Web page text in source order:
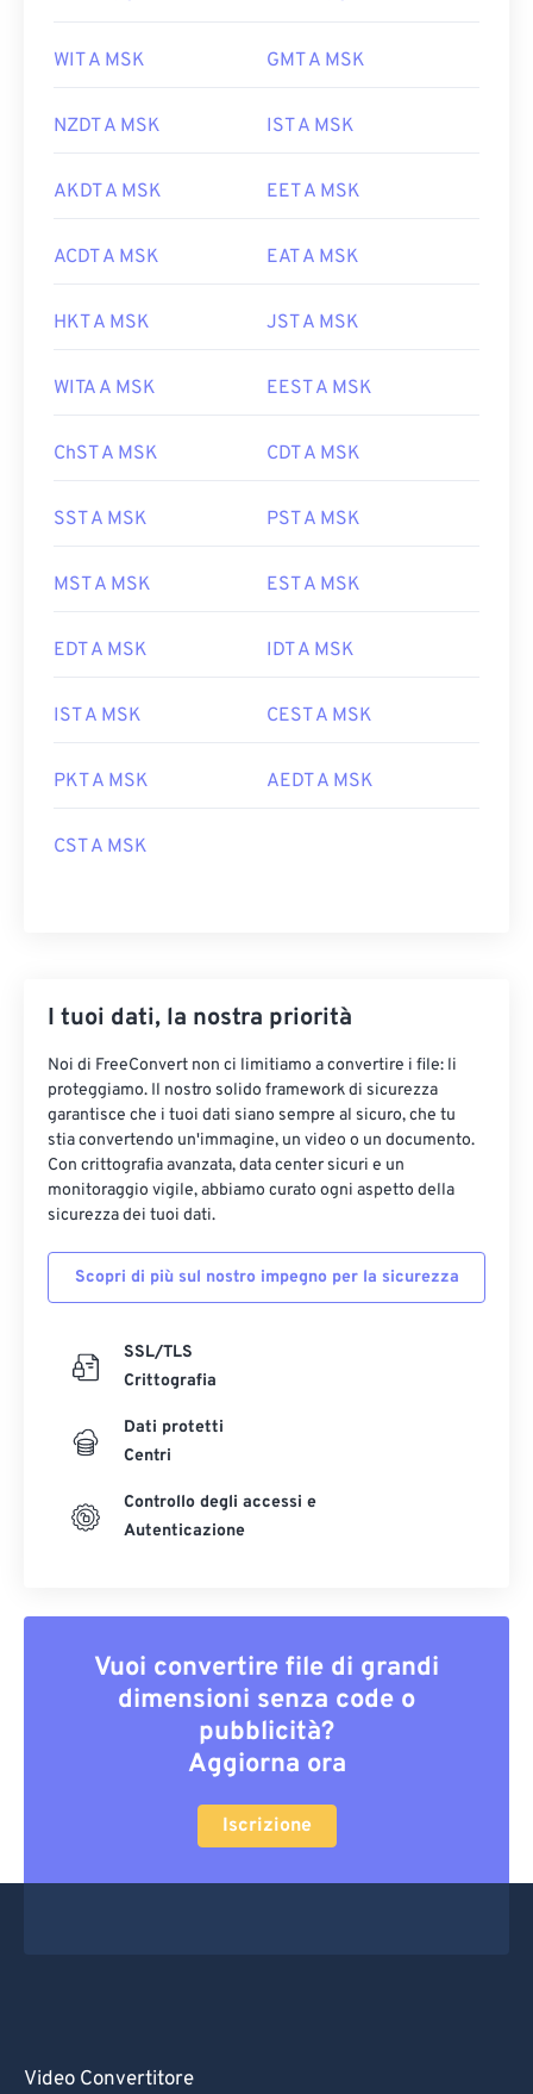
WIT A MSK GMT A MSK
NZDT A MSK IST A MSK
AKDT A MSK EET A MSK
ACDT A MSK EAT A MSK
HKT A MSK JST A MSK
WITA A MSK EEST A MSK
ChST A MSK CDT A MSK
SST A MSK PST A MSK
MST A MSK EST A MSK
EDT A MSK IDT A MSK
IST A MSK CEST A MSK
PKT A MSK AEDT A MSK
CST A MSK
I tuoi dati, la nostra priorità
Noi di FreeConvert non ci limitiamo a convertire i file: li
proteggiamo. Il nostro solido framework di sicurezza
garantisce che i tuoi dati siano sempre al sicuro, che tu
stia convertendo un'immagine, un video o un documento.
Con crittografia avanzata, data center sicuri e un
monitoraggio vigile, abbiamo curato ogni aspetto della
sicurezza dei tuoi dati.
Scopri di più sul nostro impegno per la sicurezza
SSL/TLS
Crittografia
Dati protetti
Centri
Controllo degli accessi e
Autenticazione
Vuoi convertire file di grandi
dimensioni senza code o
pubblicità?
Aggiorna ora
Iscrizione
Video Convertitore